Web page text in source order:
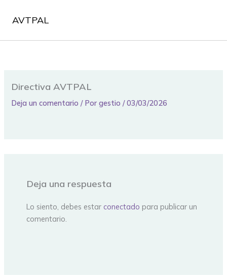
AVTPAL
Directiva AVTPAL
Deja un comentario / Porgestio/03/03/2026
Deja una respuesta
Lo siento, debes estar conectado para publicar un
comentario.